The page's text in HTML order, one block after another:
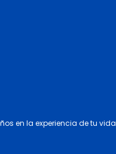
en la experiencia de tu vida